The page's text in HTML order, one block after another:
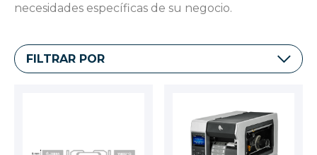
necesidades específicas de su negocio.
FILTRAR POR